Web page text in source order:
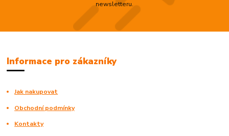
newsletteru.
Informace pro zákazníky
Jak nakupovat
Obchodní podmínky
Kontakty